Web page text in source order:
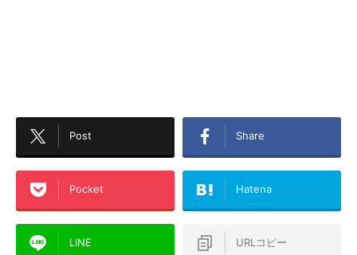
Post Share
Pocket Hatena
LINE URLコピー